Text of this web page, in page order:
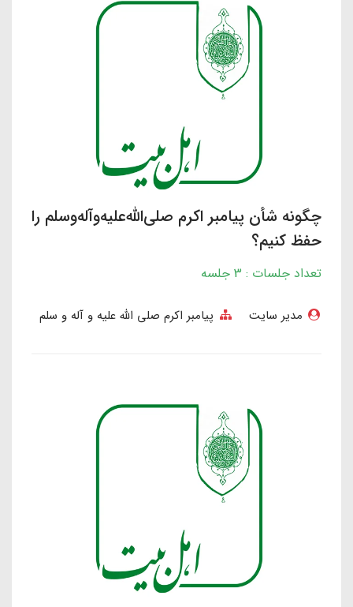
چگونه شأن پیامبر اکرم صلی‌الله‌علیه‌وآله‌وسلم را
حفظ کنیم؟
تعداد جلسات : 3 جلسه
مدیر سایت پیامبر اکرم صلی الله علیه و آله و سلم